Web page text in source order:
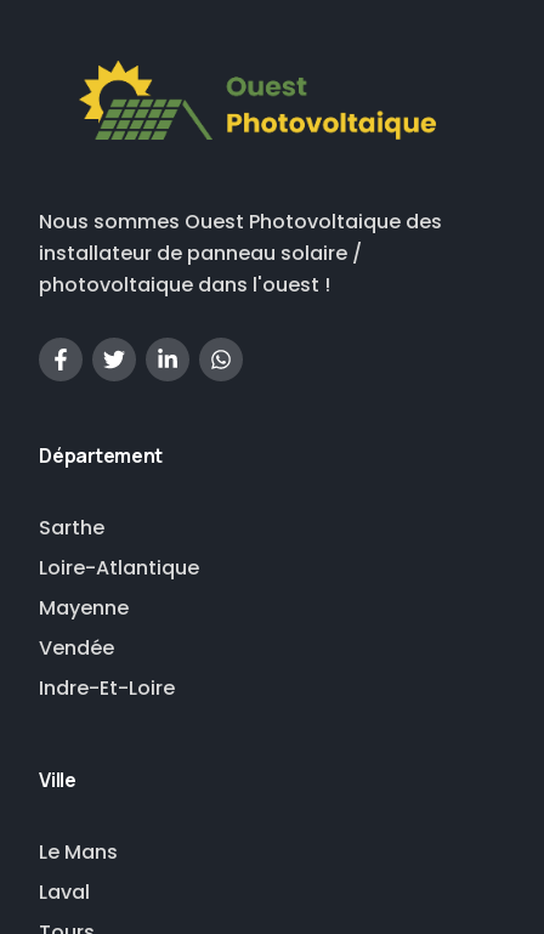
Nous sommes Ouest Photovoltaique des
installateur de panneau solaire /
photovoltaique dans l'ouest !
Département
Sarthe
Loire-Atlantique
Mayenne
Vendée
Indre-Et-Loire
Ville
Le Mans
Laval